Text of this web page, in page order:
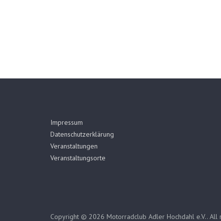
Impressum
Datenschutzerklärung
Veranstaltungen
Veranstaltungsorte
Copyright © 2026 Motorradclub Adler Hochdahl e.V.. All